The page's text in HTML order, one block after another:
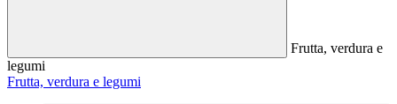
Frutta, verdura e
legumi
Frutta, verdura e legumi